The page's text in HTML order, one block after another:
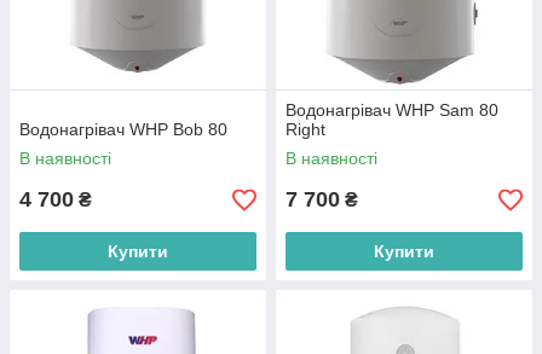
Водонагрівач WHP Bob 80
В наявності
4 700 ₴
Купити
Водонагрівач WHP Sam 80
Right
В наявності
7 700 ₴
Купити